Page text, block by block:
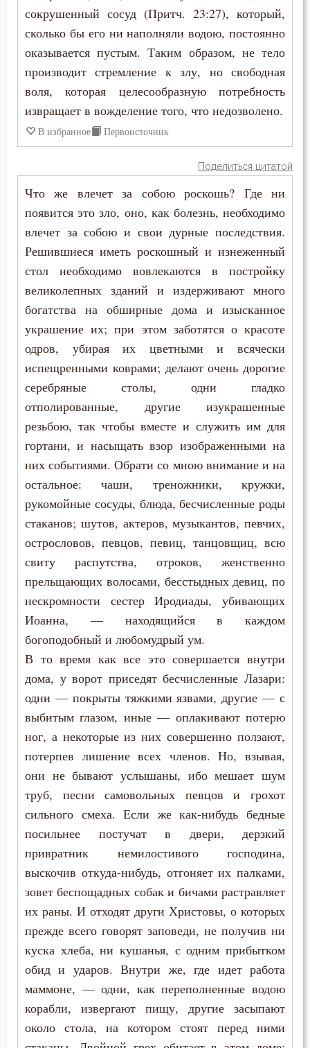
Воля Божия
Воплощение
Воскресение
Воспитание
Гадание
Глаза
Гнев Божий
Гордость
Грех
Дело
Деньги
Добро
Добродетель
Духовная жизнь
Душа
Ересь
Жизнь
Жизнь вечная
Зависть
Загробная жизнь
Закон Божий
Заповеди
Знание
Искушение
Исповедник
сокрушенный сосуд (Притч. 23:27), который,
сколько бы его ни наполняли водою, постоянно
оказывается пустым. Таким образом, не тело
производит стремление к злу, но свободная
воля, которая целесообразную потребность
извращает в вожделение того, что недозволено.
В избранное Первоисточник
Поделиться цитатой
Что же влечет за собою роскошь? Где ни
появится это зло, оно, как болезнь, необходимо
влечет за собою и свои дурные последствия.
Решившиеся иметь роскошный и изнеженный
стол необходимо вовлекаются в постройку
великолепных зданий и издерживают много
богатства на обширные дома и изысканное
украшение их; при этом заботятся о красоте
одров, убирая их цветными и всячески
испещренными коврами; делают очень дорогие
серебряные столы, одни гладко
отполированные, другие изукрашенные
резьбою, так чтобы вместе и служить им для
гортани, и насыщать взор изображенными на
них событиями. Обрати со мною внимание и на
остальное: чаши, треножники, кружки,
рукомойные сосуды, блюда, бесчисленные роды
стаканов; шутов, актеров, музыкантов, певчих,
острословов, певцов, певиц, танцовщиц, всю
свиту распутства, отроков, женственно
прельщающих волосами, бесстыдных девиц, по
нескромности сестер Иродиады, убивающих
Иоанна, — находящийся в каждом
богоподобный и любомудрый ум.
В то время как все это совершается внутри
дома, у ворот приседят бесчисленные Лазари:
одни — покрыты тяжкими язвами, другие — с
выбитым глазом, иные — оплакивают потерю
ног, а некоторые из них совершенно ползают,
потерпев лишение всех членов. Но, взывая,
они не бывают услышаны, ибо мешает шум
труб, песни самовольных певцов и грохот
сильного смеха. Если же как-нибудь бедные
посильнее постучат в двери, дерзкий
привратник немилостивого господина,
выскочив откуда-нибудь, отгоняет их палками,
зовет беспощадных собак и бичами растравляет
их раны. И отходят други Христовы, о которых
прежде всего говорят заповеди, не получив ни
куска хлеба, ни кушанья, с одним прибытком
обид и ударов. Внутри же, где идет работа
маммоне, — одни, как переполненные водою
корабли, извергают пищу, другие засыпают
около стола, на котором стоят перед ними